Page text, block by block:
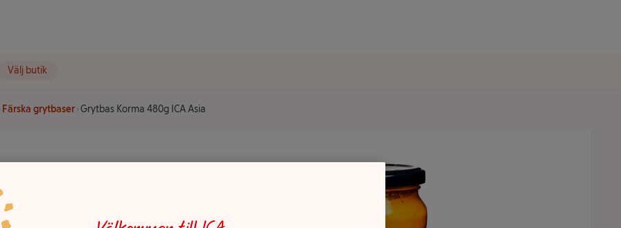
Välj butik
Färska grytbaser Grytbas Korma 480g ICA Asia
ICA